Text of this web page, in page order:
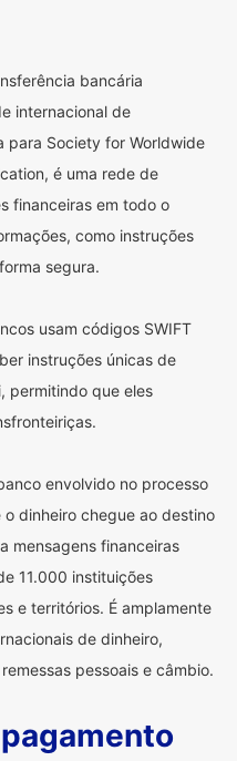
bancária
internacional de
para Society for Worldwide
é uma rede de
financeiras em todo o
como instruções
segura.
usam códigos SWIFT
instruções únicas de
permitindo que eles
envolvido no processo
dinheiro chegue ao destino
mensagens financeiras
11.000 instituições
e territórios. É amplamente
de dinheiro,
pessoais e câmbio.